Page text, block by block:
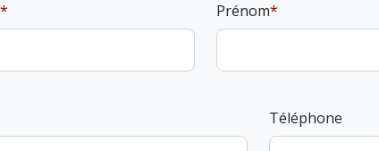
Prénom
Téléphone